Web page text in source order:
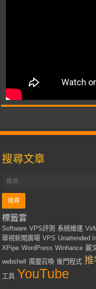
搜尋文章
標籤雲
Software VPS評測 系統維運
華視新聞廣場 VPS Unattended
XPipe WordPress Winhance 麗
webshell
魔靈召喚 後門程式
工具 YouTube